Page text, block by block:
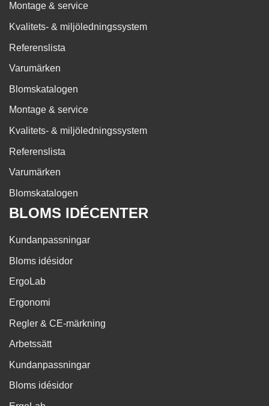
Montage & service
Kvalitets- & miljöledningssystem
Referenslista
Varumärken
Blomskatalogen
Montage & service
Kvalitets- & miljöledningssystem
Referenslista
Varumärken
Blomskatalogen
BLOMS IDÉCENTER
Kundanpassningar
Bloms idésidor
ErgoLab
Ergonomi
Regler & CE-märkning
Arbetssätt
Kundanpassningar
Bloms idésidor